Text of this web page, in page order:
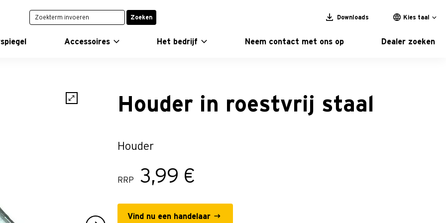
Zoeken Downloads Kies taal
Accessoires Het bedrijf Neem contact met ons op Dealer zoeken
Houder in roestvrij staal
Houder
RRP 3,99 €
Vind nu een handelaar